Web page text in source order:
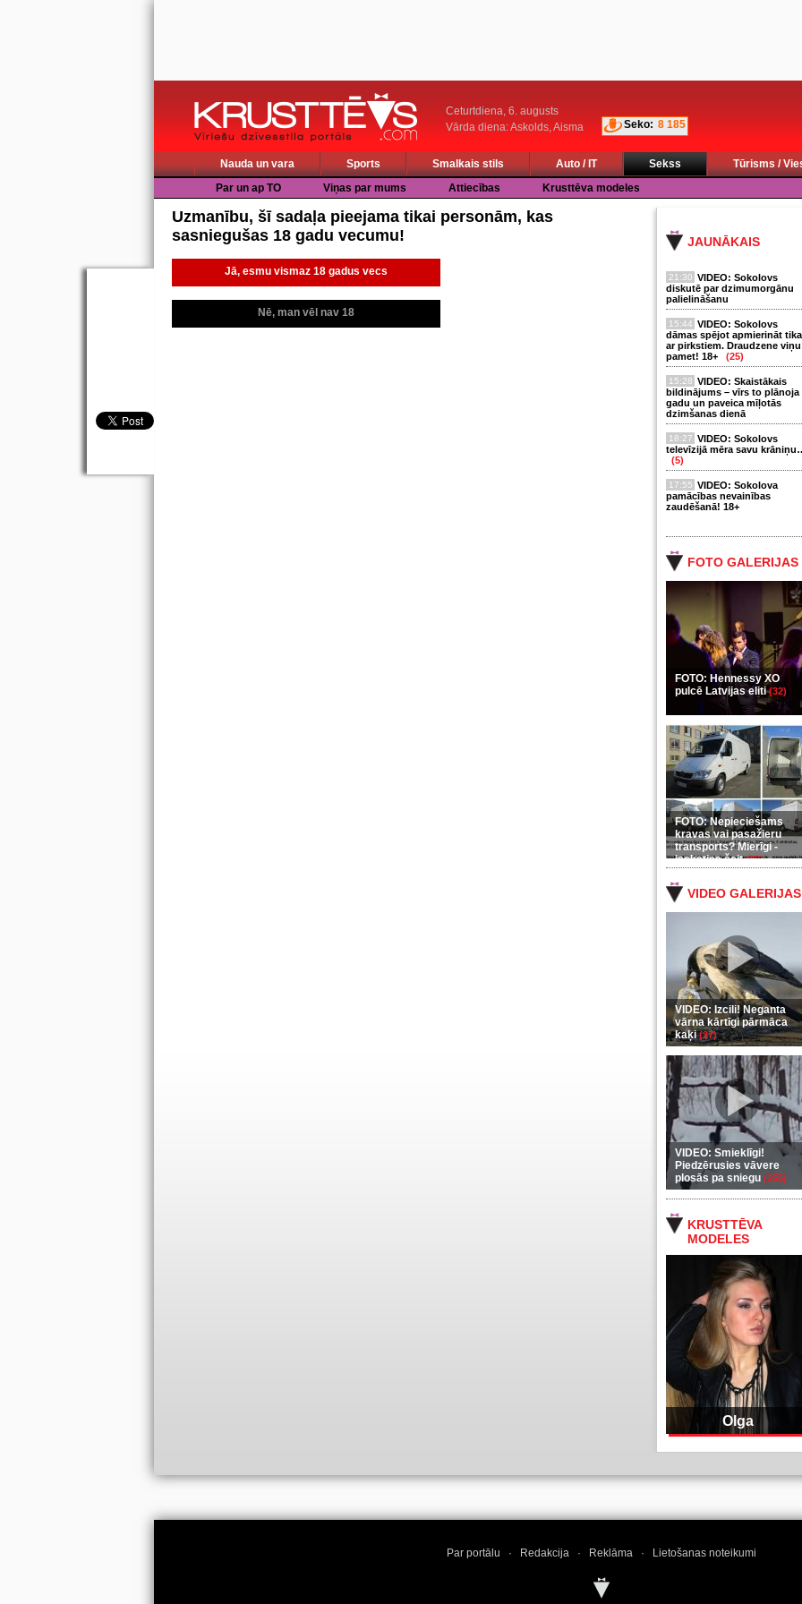
Ceturtdiena, 6. augusts
Vārda diena: Askolds, Aisma
Seko: 8 185
Nauda un vara Sports Smalkais stils Auto / IT Sekss
Tūrisms /
Par un ap TO
Viņas par mums Attiecības Krusttēva modeles
JAUNĀKAIS
21:30 VIDEO: Sokolovs
diskutē par dzimumorgānu
palielināšanu
15:44 VIDEO: Sokolovs
dāmas spējot apmierināt
ar pirkstiem. Draudzene viņu
pamet! 18+
(25)
15:28 VIDEO: Skaistākais
bildinājums – vīrs to plānoja
gadu un paveica mīļotās
dzimšanas dienā
18:27 VIDEO: Sokolovs
televīzijā mēra savu
(5)
17:55 VIDEO: Sokolova
pamācības nevainības
zaudēšanā! 18+
FOTO GALERIJAS
FOTO: Hennessy XO
pulcē Latvijas eliti(32)
FOTO: Nepieciešams
kravas vai pasažieru
transports? Mierīgi -
ieskaties šeit(35)
VIDEO GALERIJAS
VIDEO: Izcili! Neganta
vārna kārtīgi pārmāca
kaķi(37)
VIDEO: Smieklīgi!
Piedzērusies vāvere
plosās pa sniegu (255)
KRUSTTĒVA
MODELES
Olga
Uzmanību, šī sadaļa pieejama tikai personām, kas
sasniegušas 18 gadu vecumu!
Jā, esmu vismaz 18 gadus vecs
Nē, man vēl nav 18
Par portālu · Redakcija · Reklāma · Lietošanas noteikumi